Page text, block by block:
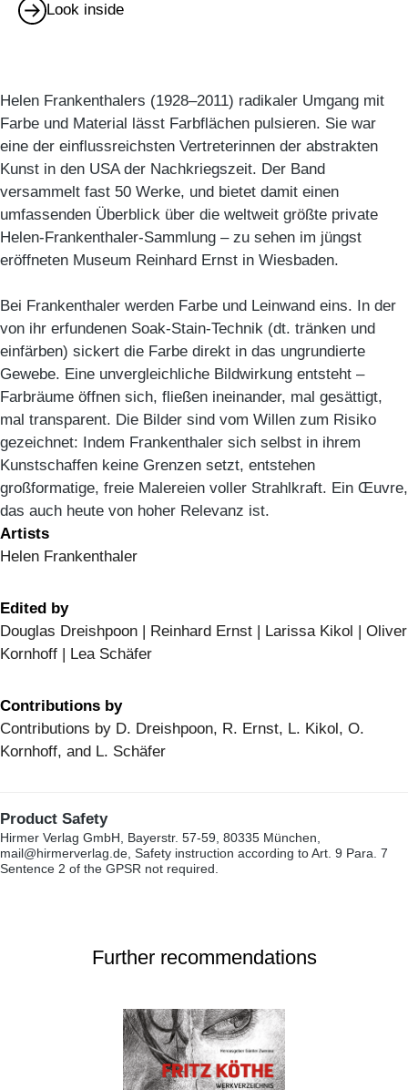
Look inside
Helen Frankenthalers (1928–2011) radikaler Umgang mit
Farbe und Material lässt Farbflächen pulsieren. Sie war
eine der einflussreichsten Vertreterinnen der abstrakten
Kunst in den USA der Nachkriegszeit. Der Band
versammelt fast 50 Werke, und bietet damit einen
umfassenden Überblick über die weltweit größte private
Helen-Frankenthaler-Sammlung – zu sehen im jüngst
eröffneten Museum Reinhard Ernst in Wiesbaden.
Bei Frankenthaler werden Farbe und Leinwand eins. In der
von ihr erfundenen Soak-Stain-Technik (dt. tränken und
einfärben) sickert die Farbe direkt in das ungrundierte
Gewebe. Eine unvergleichliche Bildwirkung entsteht –
Farbräume öffnen sich, fließen ineinander, mal gesättigt,
mal transparent. Die Bilder sind vom Willen zum Risiko
gezeichnet: Indem Frankenthaler sich selbst in ihrem
Kunstschaffen keine Grenzen setzt, entstehen
großformatige, freie Malereien voller Strahlkraft. Ein Œuvre,
das auch heute von hoher Relevanz ist.
Artists
Helen Frankenthaler
Edited by
Douglas Dreishpoon | Reinhard Ernst | Larissa Kikol | Oliver
Kornhoff | Lea Schäfer
Contributions by
Contributions by D. Dreishpoon, R. Ernst, L. Kikol, O.
Kornhoff, and L. Schäfer
Product Safety
Hirmer Verlag GmbH, Bayerstr. 57-59, 80335 München,
mail@hirmerverlag.de, Safety instruction according to Art. 9 Para. 7
Sentence 2 of the GPSR not required.
Further recommendations